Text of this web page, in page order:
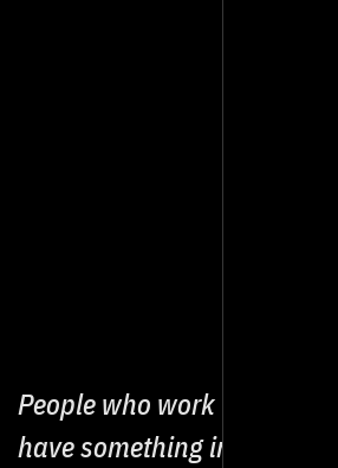
People who work with
have something important